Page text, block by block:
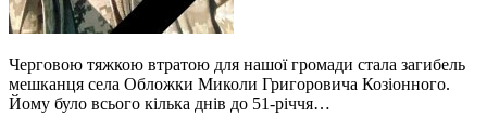
Черговою тяжкою втратою для нашої громади стала загибель
мешканця села Обложки Миколи Григоровича Козіонного.
Йому було всього кілька днів до 51-річчя…